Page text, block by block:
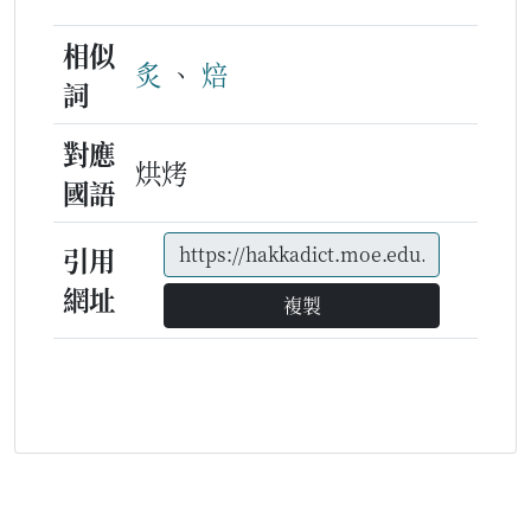
相似
詞
炙 、 焙
對應
國語
烘烤
引用
網址
複製